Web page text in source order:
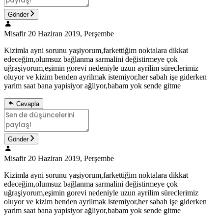
Gönder
Misafir 20 Haziran 2019, Perşembe
Kizimla ayni sorunu yaşiyorum,farkettiğim noktalara dikkat
edeceğim,olumsuz bağlanma sarmalini değistirmeye çok
uğraşiyorum,eşimin gorevi nedeniyle uzun ayrilim süreclerimiz
oluyor ve kizim benden ayrilmak istemiyor,her sabah işe giderken
yarim saat bana yapisiyor ağliyor,babam yok sende gitme
Cevapla
Gönder
Misafir 20 Haziran 2019, Perşembe
Kizimla ayni sorunu yaşiyorum,farkettiğim noktalara dikkat
edeceğim,olumsuz bağlanma sarmalini değistirmeye çok
uğraşiyorum,eşimin gorevi nedeniyle uzun ayrilim süreclerimiz
oluyor ve kizim benden ayrilmak istemiyor,her sabah işe giderken
yarim saat bana yapisiyor ağliyor,babam yok sende gitme